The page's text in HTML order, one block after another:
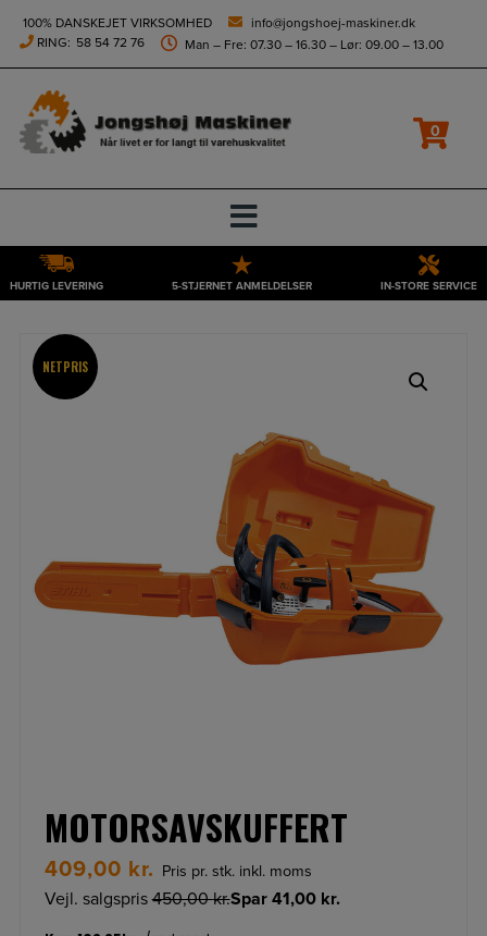
height="0" width="0" style="display:none;visibility:hidden">
Hop
indholdet
100% DANSKEJET VIRKSOMHED
info@jongshoej-maskiner.dk
RING: 58 54 72 76 Man – Fre: 07.30 – 16.30 – Lør: 09.00 – 13.00
0
HURTIG LEVERING 5-STJERNET ANMELDELSER IN-STORE SERVICE
NETPRIS
MOTORSAVSKUFFERT
409,00 kr. Pris pr. stk. inkl. moms
Vejl. salgspris450,00kr.Spar 41,00 kr.